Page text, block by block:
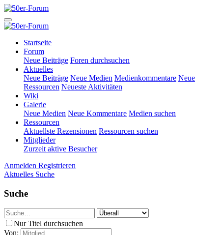
Startseite
Forum
Neue Beiträge Foren durchsuchen
Aktuelles
Neue Beiträge Neue Medien Medienkommentare Neue
Ressourcen Neueste Aktivitäten
Wiki
Galerie
Neue Medien Neue Kommentare Medien suchen
Ressourcen
Aktuellste Rezensionen Ressourcen suchen
Mitglieder
Zurzeit aktive Besucher
Anmelden Registrieren
Aktuelles Suche
Suche
Nur Titel durchsuchen
Von: